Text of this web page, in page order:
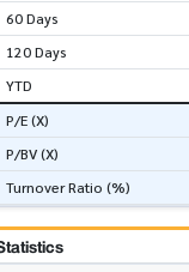
60 Days
120 Days
YTD
P/E (X)
P/BV (X)
Turnover Ratio (%)